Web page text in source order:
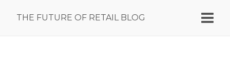
THE FUTURE OF RETAIL BLOG